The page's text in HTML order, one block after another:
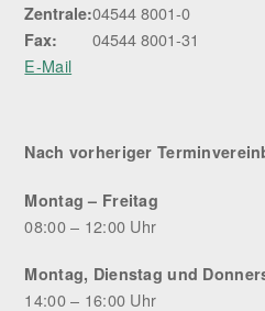
Zentrale:04544 8001-0
Fax:
04544 8001-31
E-Mail
Nach vorheriger
Montag – Freitag
08:00 – 12:00 Uhr
Montag, Dienstag und
14:00 – 16:00 Uhr